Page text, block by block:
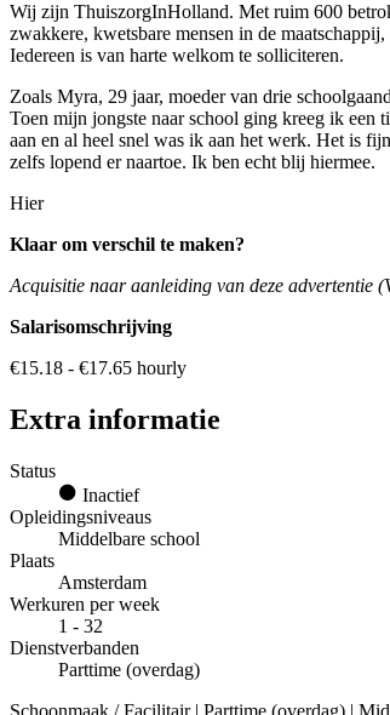
Wij zijn ThuiszorgInHolland. Met ruim 600
zwakkere, kwetsbare mensen in de
Iedereen is van harte welkom te solliciteren.
Zoals Myra, 29 jaar, moeder van drie
Toen mijn jongste naar school ging kreeg ik een
aan en al heel snel was ik aan het werk. Het is
zelfs lopend er naartoe. Ik ben echt blij hiermee.
Hier
Klaar om verschil te maken?
Acquisitie naar aanleiding van deze advertentie
Salarisomschrijving
€15.18 - €17.65 hourly
Extra informatie
Status
Inactief
Opleidingsniveaus
Middelbare school
Plaats
Amsterdam
Werkuren per week
1 - 32
Dienstverbanden
Parttime (overdag)
Schoonmaak / Facilitair | Parttime (overdag) |